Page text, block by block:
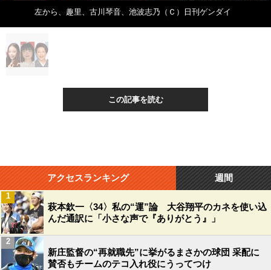
左から、趣里、古川琴音、池波志乃（Ｃ）日刊ゲンダイ
この記事を読む
アクセスランキング 週間
萩本欽一〈34〉私の“運”論 大谷翔平のカネを使い込
んだ通訳に「小さな声で『ありがとう』」
1
新庄監督の“再就職先”に挙がるまさかの球団 采配に
賛否もチームのテコ入れ役にうってつけ
2